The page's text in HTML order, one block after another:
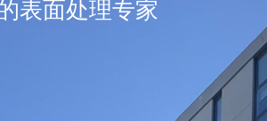
表面处理专家